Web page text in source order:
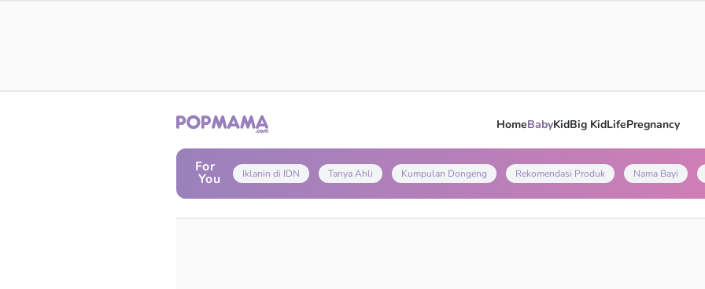
HomeBabyKidBig KidLifePregnancy
For
You Iklanin di IDN Tanya Ahli Kumpulan Dongeng Rekomendasi Produk Nama Bayi